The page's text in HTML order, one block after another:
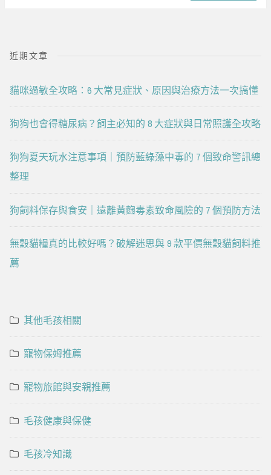
近期文章
貓咪過敏全攻略：6 大常見症狀、原因與治療方法一次搞懂
狗狗也會得糖尿病？飼主必知的 8 大症狀與日常照護全攻略
狗狗夏天玩水注意事項｜預防藍綠藻中毒的 7 個致命警訊總
整理
狗飼料保存與食安｜遠離黃麴毒素致命風險的 7 個預防方法
無穀貓糧真的比較好嗎？破解迷思與 9 款平價無穀貓飼料推
薦
其他毛孩相關
寵物保姆推薦
寵物旅館與安親推薦
毛孩健康與保健
毛孩冷知識